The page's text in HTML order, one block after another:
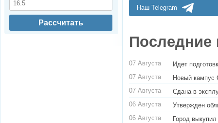
Наш Telegram
Последние
07 Августа
Идет
07 Августа
Новый кампус
07 Августа
Сдана в
06 Августа
Утвержден
06 Августа
Город
Рассчитать